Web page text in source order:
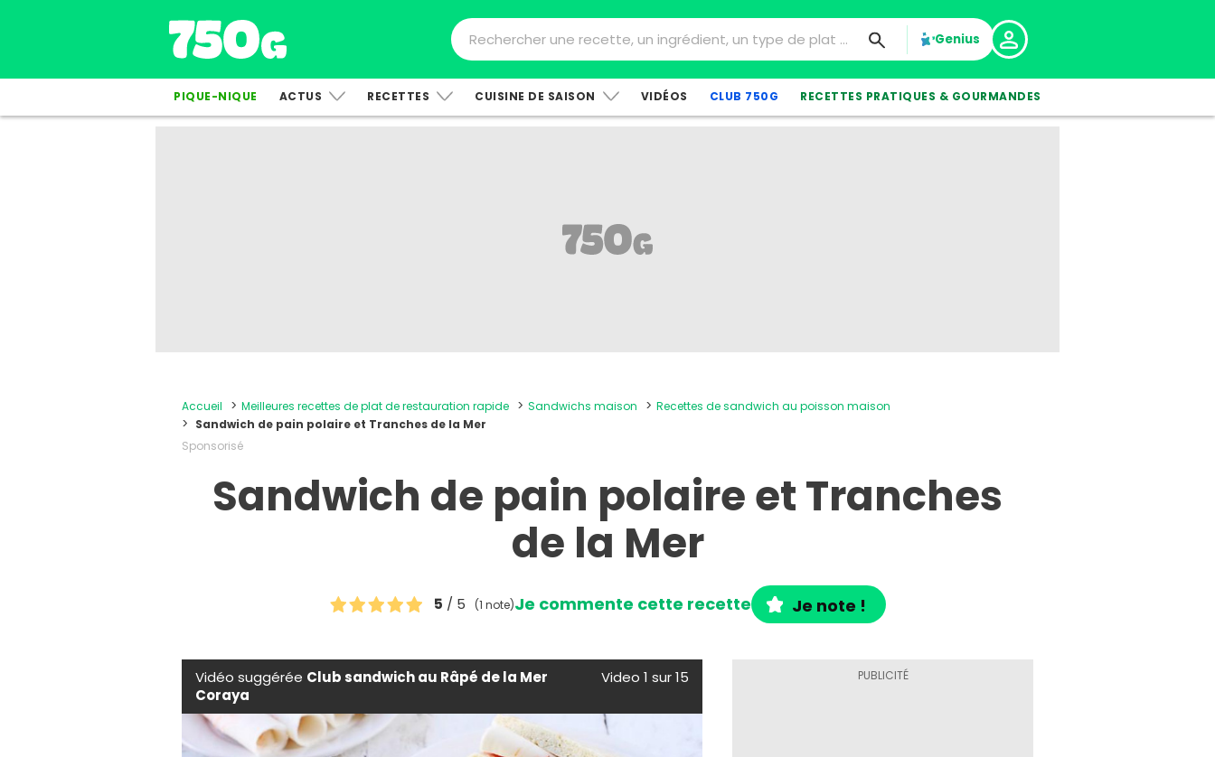
Genius
PIQUE-NIQUE ACTUS RECETTES CUISINE DE SAISON VIDÉOS CLUB 750G RECETTES PRATIQUES & GOURMANDES
Accueil Meilleures recettes de plat de restauration rapide Sandwichs maison
Recettes de sandwich au poisson maison
Sandwich de pain polaire et Tranches de la Mer
Sponsorisé
Sandwich de pain polaire et Tranches
de la Mer
5 / 5 (1 note)Je commente cette recette Je note !
Vidéo suggérée Club sandwich au Râpé de la Mer
Coraya
Video 1 sur 15